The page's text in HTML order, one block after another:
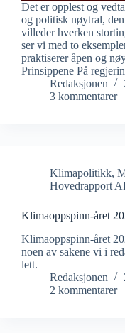
Det er opplest og
og politisk nøytral,
villeder hverken
ser vi med to
praktiserer åpen og
Prinsippene På
Redaksjonen
3 kommentarer
Klimapolitikk,
Hovedrapport
Klimaoppspinn-året
Klimaoppspinn-året
noen av sakene vi i
lett.
Redaksjonen
2 kommentarer